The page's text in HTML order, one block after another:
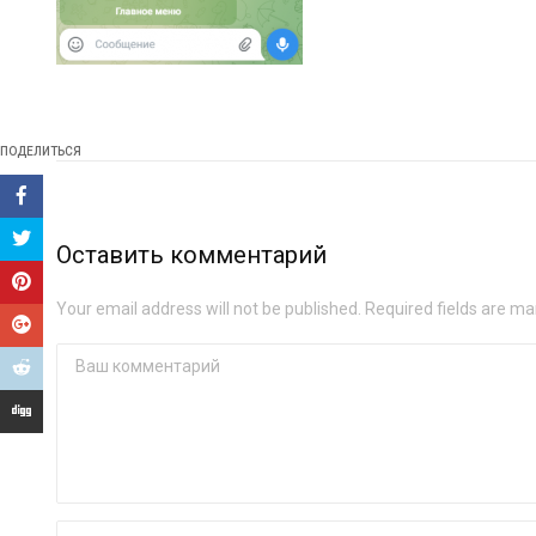
ПОДЕЛИТЬСЯ
Оставить комментарий
Your email address will not be published. Required fields are